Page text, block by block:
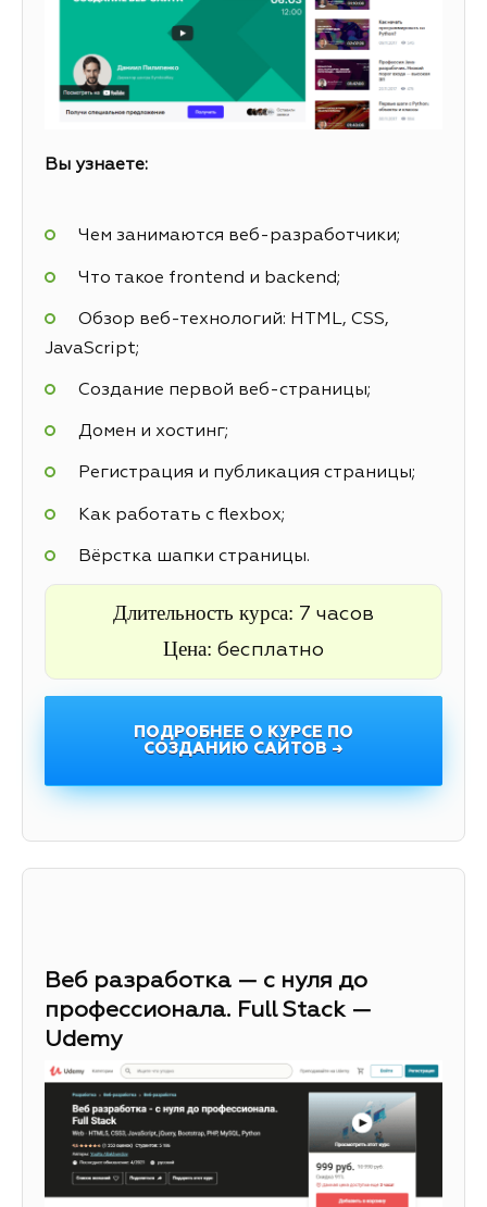
Вы узнаете:
Чем занимаются веб-разработчики;
Что такое frontend и backend;
Обзор веб-технологий: HTML, CSS,
JavaScript;
Создание первой веб-страницы;
Домен и хостинг;
Регистрация и публикация страницы;
Как работать с flexbox;
Вёрстка шапки страницы.
Длительность курса: 7 часов
Цена: бесплатно
ПОДРОБНЕЕ О КУРСЕ ПО
СОЗДАНИЮ САЙТОВ →
Веб разработка — с нуля до
профессионала. Full Stack —
Udemy